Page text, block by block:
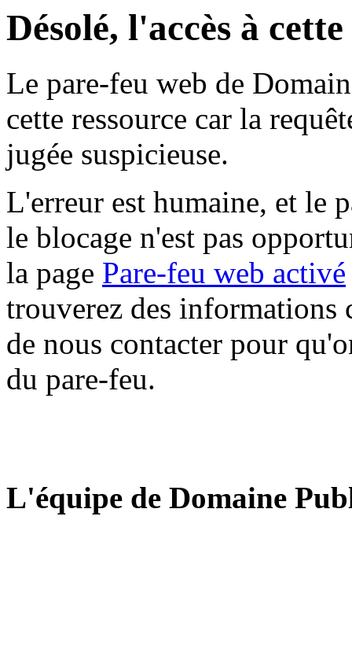
Désolé, l'accès à
Le pare-feu web de
cette ressource car la
jugée suspicieuse.
L'erreur est humaine, et le
le blocage n'est pas
la page Pare-feu web activé
trouverez des informations
de nous contacter pour
du pare-feu.
L'équipe de Domaine